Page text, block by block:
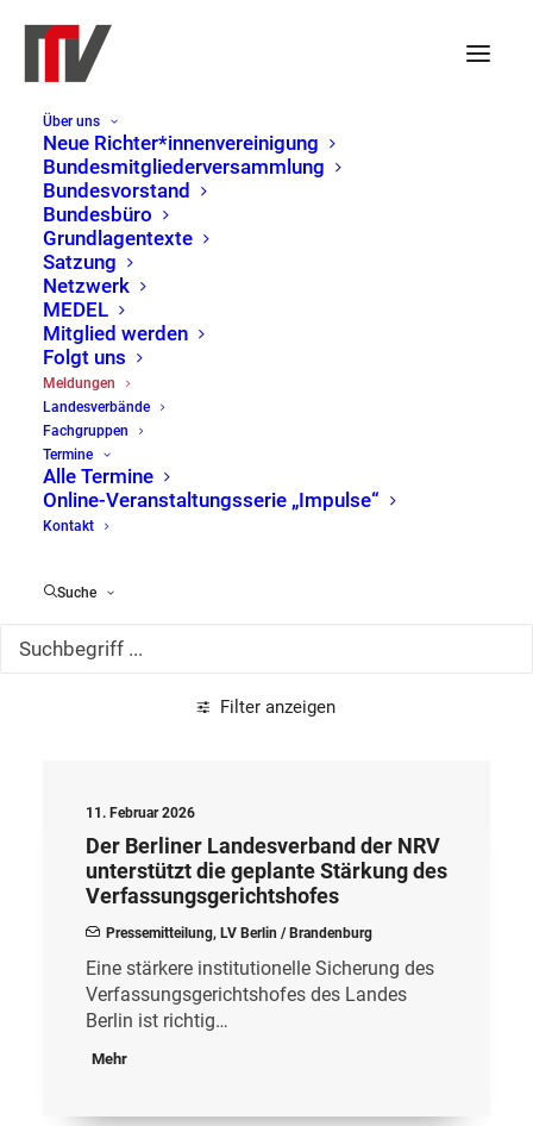
Über uns
Neue Richter*innenvereinigung
Bundesmitgliederversammlung
Bundesvorstand
Bundesbüro
Grundlagentexte
Satzung
Netzwerk
MEDEL
Mitglied werden
Folgt uns
Meldungen
Landesverbände
Fachgruppen
Termine
Alle Termine
Online-Veranstaltungsserie „Impulse“
Kontakt
Suche
Filter anzeigen
11. Februar 2026
Der Berliner Landesverband der NRV
unterstützt die geplante Stärkung des
Verfassungsgerichtshofes
Pressemitteilung, LV Berlin / Brandenburg
Eine stärkere institutionelle Sicherung des
Verfassungsgerichtshofes des Landes
Berlin ist richtig…
Mehr